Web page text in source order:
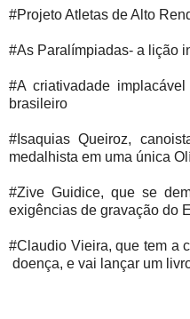
#Projeto Atletas de Alto
#As Paralímpiadas- a lição
#A criativadade
brasileiro
#Isaquias Queiroz,
medalhista em uma única
#Zive Guidice, que se
exigências de gravação do
#Claudio Vieira, que tem a
doença, e vai lançar um